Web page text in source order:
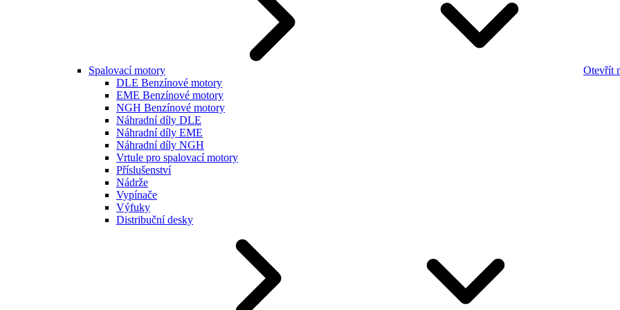
Spalovací motory
Otevřít
DLE Benzínové motory
EME Benzínové motory
NGH Benzínové motory
Náhradní díly DLE
Náhradní díly EME
Náhradní díly NGH
Vrtule pro spalovací motory
Příslušenství
Nádrže
Vypínače
Výfuky
Distribuční desky